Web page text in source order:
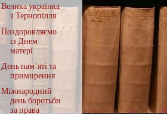
Велика українка
з Тернопілля
Поздоровляємо
із Днем
матері
День пам’яті та
примирення
Міжнародний
день боротьби
за права